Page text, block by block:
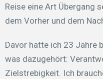
Reise eine Art Übergang
dem Vorher und dem
Davor hatte ich 23 Jahre
was dazugehört:
Zielstrebigkeit. Ich